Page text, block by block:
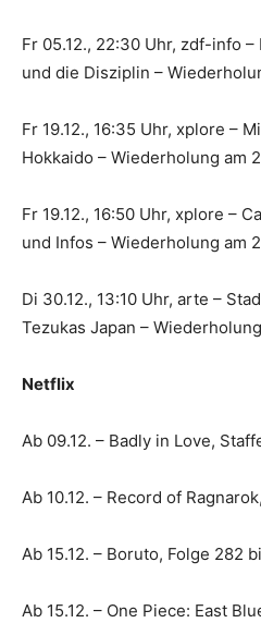
Fr 05.12., 22:30 Uhr, zdf-info
und die Disziplin –
Fr 19.12., 16:35 Uhr, xplore –
Hokkaido – Wiederholung am
Fr 19.12., 16:50 Uhr, xplore –
und Infos – Wiederholung am
Di 30.12., 13:10 Uhr, arte –
Tezukas Japan –
Netflix
Ab 09.12. – Badly in Love,
Ab 10.12. – Record of
Ab 15.12. – Boruto, Folge 282
Ab 15.12. – One Piece: East